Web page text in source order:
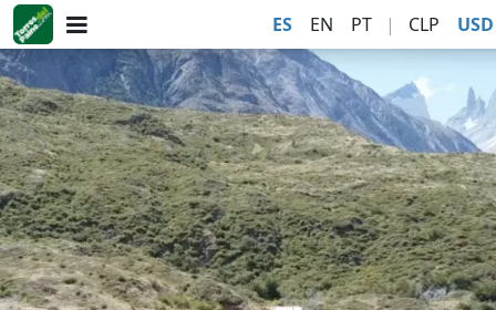
ES EN PT | CLP USD